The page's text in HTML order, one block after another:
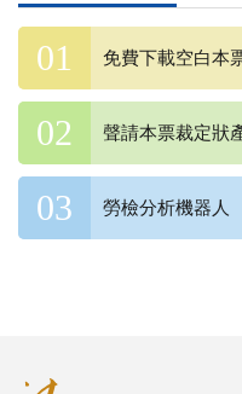
免費下載空白本
聲請本票裁定狀
勞檢分析機器人